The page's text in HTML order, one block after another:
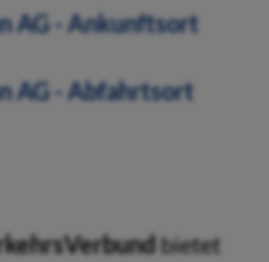
AG - Ankunftsort
AG - Abfahrtsort
bietet